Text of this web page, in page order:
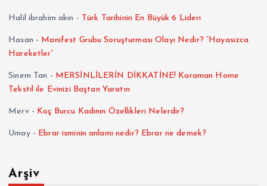
Halil ibrahim akın - Türk Tarihinin En Büyük 6 Lideri
Hasan - Manifest Grubu Soruşturması Olayı Nedir? “Hayasızca
Hareketler”
Sinem Tan - MERSİNLİLERİN DİKKATİNE! Karaman Home
Tekstil ile Evinizi Baştan Yaratın
Merv- Koç Burcu Kadının Özellikleri Nelerdir?
Umay- Ebrar isminin anlamı nedir? Ebrar ne demek?
Arşiv